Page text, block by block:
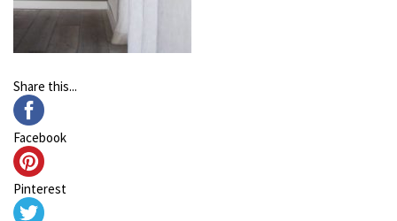
Share this...
Facebook
Pinterest